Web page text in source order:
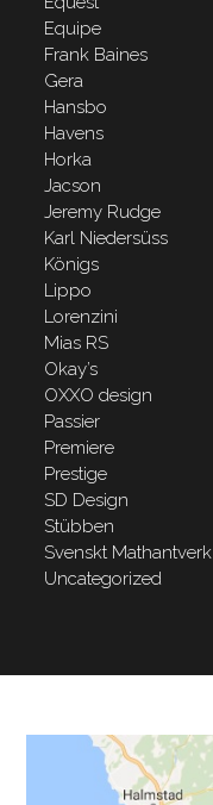
Equipe
Frank Baines
Gera
Hansbo
Havens
Horka
Jacson
Jeremy Rudge
Karl Niedersüss
Königs
Lippo
Lorenzini
Mias RS
Okay’s
OXXO design
Passier
Premiere
Prestige
SD Design
Stübben
Svenskt Mathantverk
Uncategorized